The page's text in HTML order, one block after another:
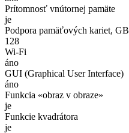
Prítomnosť vnútornej pamäte
je
Podpora pamäťových kariet, GB
128
Wi-Fi
áno
GUI (Graphical User Interface)
áno
Funkcia «obraz v obraze»
je
Funkcie kvadrátora
je